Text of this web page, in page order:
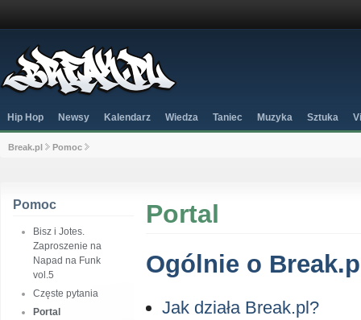
Hip Hop Newsy Kalendarz Wiedza Taniec Muzyka Sztuka
Break.pl Pomoc
Pomoc
Bisz i Jotes.
Zaproszenie na
Napad na Funk
vol.5
Częste pytania
Portal
Portal
Ogólnie o
Jak działa Break.pl?